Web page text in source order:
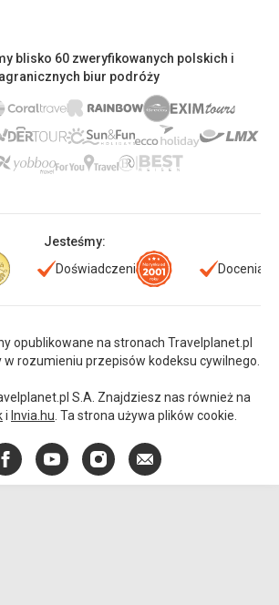
blisko 60 zweryfikowanych polskich i
biur podróży
Jesteśmy:
Doświadczeni Doceniani
opublikowane na stronach Travelplanet.pl
rozumieniu przepisów kodeksu cywilnego.
S.A. Znajdziesz nas również na
i Invia.hu . Ta strona używa plików cookie.
FacebookYouTubeInstagram
E-
mail